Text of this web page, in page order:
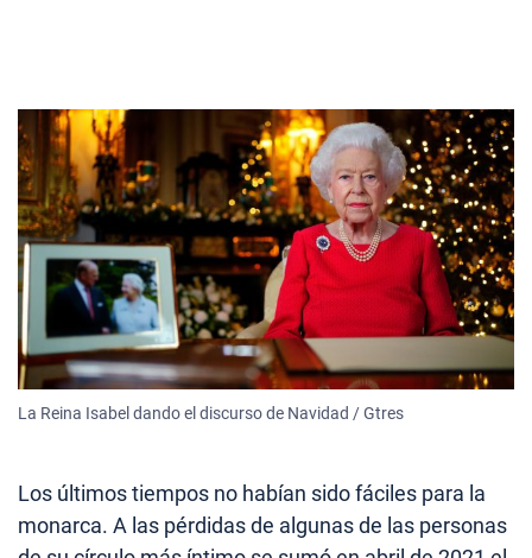
La Reina Isabel dando el discurso de Navidad / Gtres
Los últimos tiempos no habían sido fáciles para la
monarca. A las pérdidas de algunas de las personas